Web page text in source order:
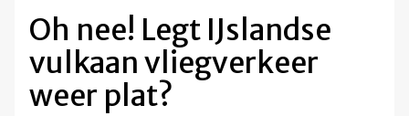
Oh nee! Legt IJslandse
vulkaan vliegverkeer
weer plat?